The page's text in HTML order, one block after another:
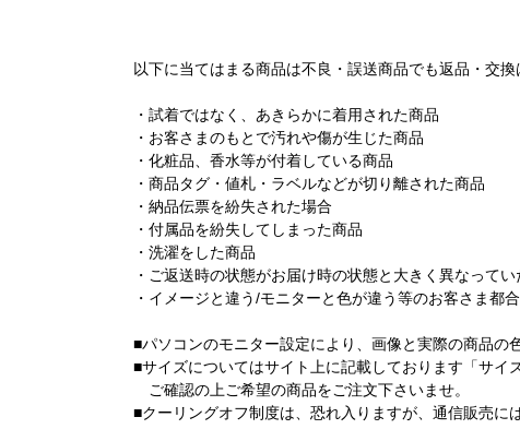
以下に当てはまる商品は不良・誤送商品でも返品・交
・試着ではなく、あきらかに着用された商品
・お客さまのもとで汚れや傷が生じた商品
・化粧品、香水等が付着している商品
・商品タグ・値札・ラベルなどが切り離された商品
・納品伝票を紛失された場合
・付属品を紛失してしまった商品
・洗濯をした商品
・ご返送時の状態がお届け時の状態と大きく異なってい
・イメージと違う/モニターと色が違う等のお客さま都
■パソコンのモニター設定により、画像と実際の商品の
■サイズについてはサイト上に記載しております「サイ
ご確認の上ご希望の商品をご注文下さいませ。
■クーリングオフ制度は、恐れ入りますが、通信販売に